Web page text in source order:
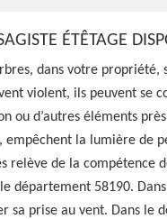
ÉTÊTAGE
dans votre propriété,
violent, ils peuvent se
ou d’autres éléments
empêchent la lumière de
relève de la compétence
département 58190.
sa prise au vent. Dans le